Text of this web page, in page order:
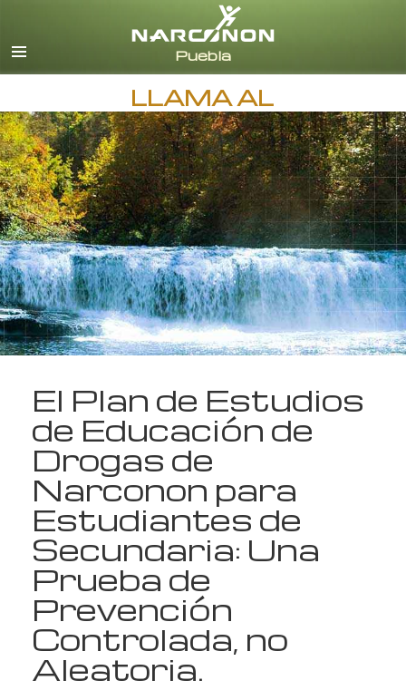
Español
Todas las Regiones/Idiomas
LLAMA AL
El Plan de Estudios
de Educación de
Drogas de
Narconon para
Estudiantes de
Secundaria: Una
Prueba de
Prevención
Controlada, no
Aleatoria.